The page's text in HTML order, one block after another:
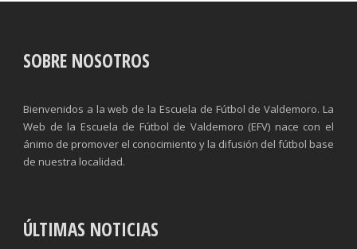
SOBRE NOSOTROS
Bienvenidos a la web de la Escuela de Fútbol de Valdemoro. La
Web de la Escuela de Fútbol de Valdemoro (EFV) nace con el
ánimo de promover el conocimiento y la difusión del fútbol base
de nuestra localidad.
ÚLTIMAS NOTICIAS